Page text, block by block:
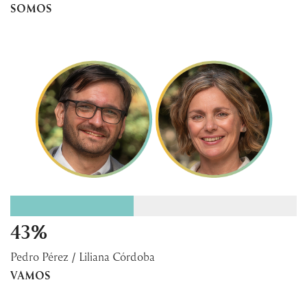
SOMOS
43%
Pedro Pérez / Liliana Córdoba
VAMOS